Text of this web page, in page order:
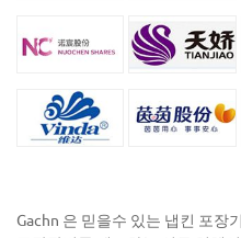
Gachn 은 믿을수 있는 냅킨 포장